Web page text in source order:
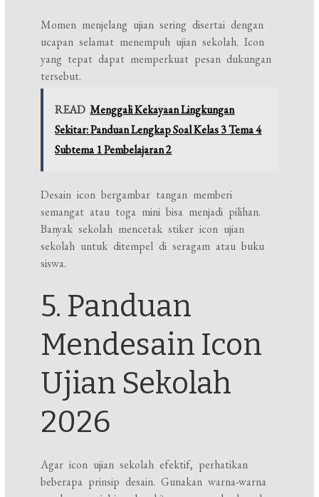
Momen menjelang ujian sering disertai dengan
ucapan selamat menempuh ujian sekolah. Icon
yang tepat dapat memperkuat pesan dukungan
tersebut.
READ Menggali Kekayaan Lingkungan
Sekitar: Panduan Lengkap Soal Kelas 3 Tema 4
Subtema 1 Pembelajaran 2
Desain icon bergambar tangan memberi
semangat atau toga mini bisa menjadi pilihan.
Banyak sekolah mencetak stiker icon ujian
sekolah untuk ditempel di seragam atau buku
siswa.
5. Panduan
Mendesain Icon
Ujian Sekolah
2026
Agar icon ujian sekolah efektif, perhatikan
beberapa prinsip desain. Gunakan warna-warna